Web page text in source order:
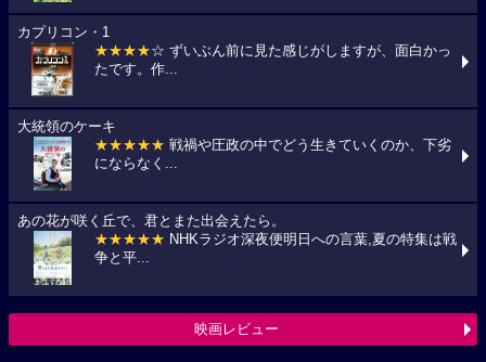
カプリコン・1
★★★★☆ ずいぶん前に見た感じがしますが、面白かっ
たです。作...
大統領のケーキ
★★★★★ 戦禍や圧政の中でどう生きていくのか、下劣
にならなく...
あの花が咲く丘で、君とまた出会えたら。
★★★★★ NHKラジオ深夜便明日への言葉,夏の特集は戦
争と平...
映画レビュー